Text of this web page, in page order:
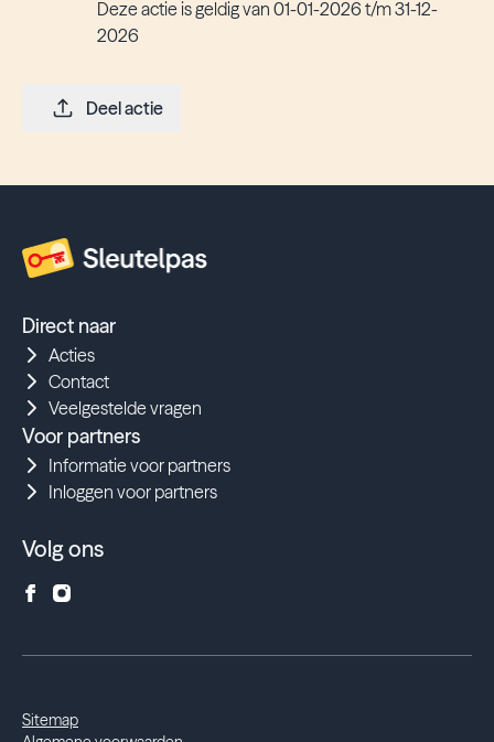
Deze actie is geldig van 01-01-2026 t/m 31-12-
2026
Deel actie
Direct naar
Acties
Contact
Veelgestelde vragen
Voor partners
Informatie voor partners
Inloggen voor partners
Volg ons
Sitemap